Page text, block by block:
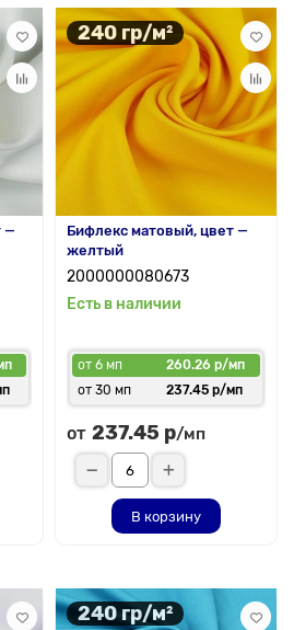
—
240 гр/м²
Бифлекс матовый, цвет —
желтый
2000000080673
Есть в наличии
от 6 мп
260.26 р/мп
от 30 мп
237.45 р/мп
от 237.45 р/мп
В корзину
240 гр/м²